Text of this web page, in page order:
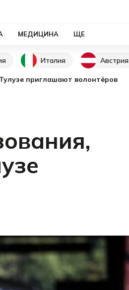
МЕДИЦИНА ЩЕ
Италия Австрия
приглашают волонтёров